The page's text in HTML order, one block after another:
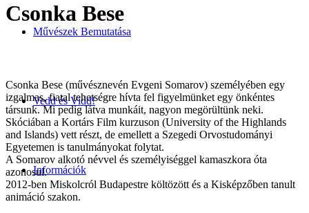
Művészek Bemutatása
Vedd és Vidd!
Információk
Csonka Bese
Csonka Bese (művésznevén Evgeni Somarov) személyében egy
izgalmas, fiatal tehetségre hívta fel figyelmünket egy önkéntes
társunk. Mi pedig látva munkáit, nagyon megörültünk neki.
Skóciában a Kortárs Film kurzuson (University of the Highlands
and Islands) vett részt, de emellett a Szegedi Orvostudományi
Egyetemen is tanulmányokat folytat.
A Somarov alkotó névvel és személyiséggel kamaszkora óta
azonosul.
2012-ben Miskolcról Budapestre költözött és a Kisképzőben tanult
animáció szakon.